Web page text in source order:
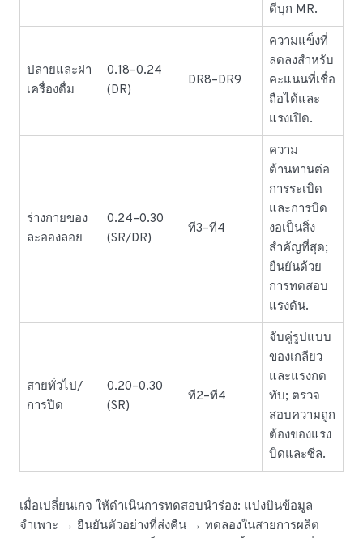
ดีบุก MR.
ปลายและฝา
เครื่องดื่ม
0.18–0.24
(DR)
DR8–DR9
ความแข็งที่
ลดลงสำหรับ
คะแนนที่เชื่อ
ถือได้และ
แรงเปิด.
ร่างกายของ
ละอองลอย
0.24–0.30
(SR/DR)
ที3–ที4
ความ
ต้านทานต่อ
การระเบิด
และการบิด
งอเป็นสิ่ง
สำคัญที่สุด;
ยืนยันด้วย
การทดสอบ
แรงดัน.
สายทั่วไป/
การปิด
0.20–0.30
(SR)
ที2–ที4
จับคู่รูปแบบ
ของเกลียว
และแรงกด
ทับ; ตรวจ
สอบความถูก
ต้องของแรง
บิดและซีล.
เมื่อเปลี่ยนเกจ ให้ดำเนินการทดสอบนำร่อง: แบ่งปันข้อมูล
จำเพาะ → ยืนยันตัวอย่างที่ส่งคืน → ทดลองในสายการผลิต